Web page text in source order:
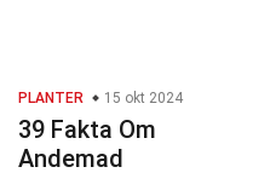
PLANTER 15 okt 2024
39 Fakta Om
Andemad